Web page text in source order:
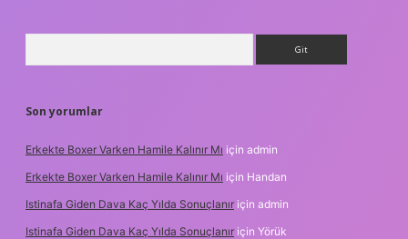
Son yorumlar
Erkekte Boxer Varken Hamile Kalınır Mı için admin
Erkekte Boxer Varken Hamile Kalınır Mı için Handan
Istinafa Giden Dava Kaç Yılda Sonuçlanır için admin
Istinafa Giden Dava Kaç Yılda Sonuçlanır için Yörük